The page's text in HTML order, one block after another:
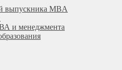
выпускника MBA
и менеджмента